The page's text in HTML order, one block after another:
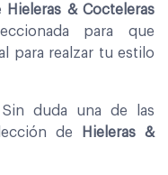
Hieleras & Cocteleras
para que
para realzar tu estilo
duda una de las
de
Hieleras &